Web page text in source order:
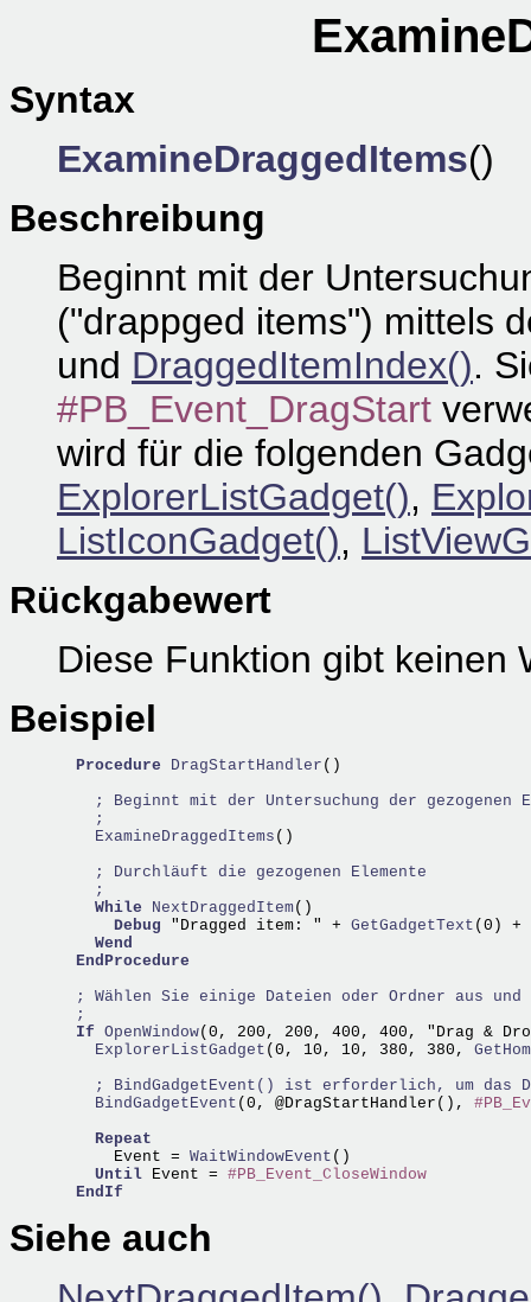
Syntax
ExamineDraggedItems()
Beschreibung
Beginnt mit der
("drappged items") mittels
und DraggedItemIndex().
#PB_Event_DragStart
wird für die folgenden
ExplorerListGadget(),
ListIconGadget(),
Rückgabewert
Diese Funktion gibt keinen
Beispiel
Procedure DragStartHandler ()
; Beginnt mit der Untersuchung der gezogenen
;
    ExamineDraggedItems
()
; Durchläuft die gezogenen Elemente
;
While
NextDraggedItem()
Debug "Dragged item: " + GetGadgetText (0) +
Wend
EndProcedure
; Wählen Sie einige Dateien oder Ordner aus
;
If OpenWindow
    ExplorerListGadget
(0, 10, 10, 380, 380,
; BindGadgetEvent() ist erforderlich, um das
    BindGadgetEvent
(0, @DragStartHandler(),
Repeat
      Event =
WaitWindowEvent ()
Until Event = #PB_Event_CloseWindow
EndIf
Siehe auch